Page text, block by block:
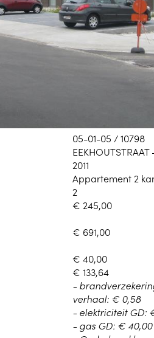
05-01-05 / 10798
2011
Appartement 2
2
€ 245,00
€ 691,00
€ 40,00
€ 133,64
-
verhaal: € 0,58
- elektriciteit GD:
- gas GD: € 40,00